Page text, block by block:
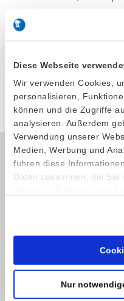
Diese Webseite
Wir verwenden Cookies,
personalisieren,
können und die Zugriffe
analysieren. Außerdem
Verwendung unserer
Medien, Werbung und
führen diese
Daten zusammen, die
Nur
LxBxH: 125 x 190 mm
Modell 26
Produkt anfragen
Kontakt
Telefon: +49 (0) 4521 2377
Service
Shop